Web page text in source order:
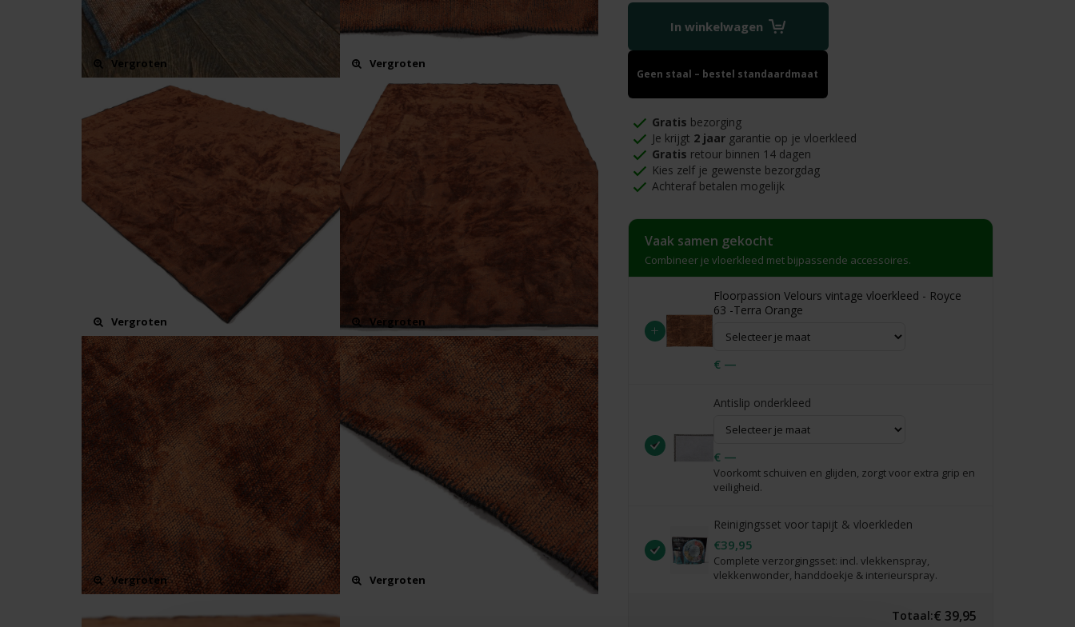
Vergroten Vergroten
Vergroten Vergroten
Vergroten Vergroten
In winkelwagen
Geen staal – bestel standaardmaat
Gratis bezorging
Je krijgt 2 jaargarantie op je vloerkleed
Gratis retour binnen 14 dagen
Kies zelf je gewenste bezorgdag
Achteraf betalen mogelijk
Vaak samen gekocht
Combineer je vloerkleed met bijpassende accessoires.
+
Floorpassion Velours vintage vloerkleed - Royce
63 -Terra Orange
€ —
Antislip onderkleed
€ —
Voorkomt schuiven en glijden, zorgt voor extra grip en
veiligheid.
Reinigingsset voor tapijt & vloerkleden
€39,95
Complete verzorgingsset: incl. vlekkenspray,
vlekkenwonder, handdoekje & interieurspray.
Totaal:€ 39,95